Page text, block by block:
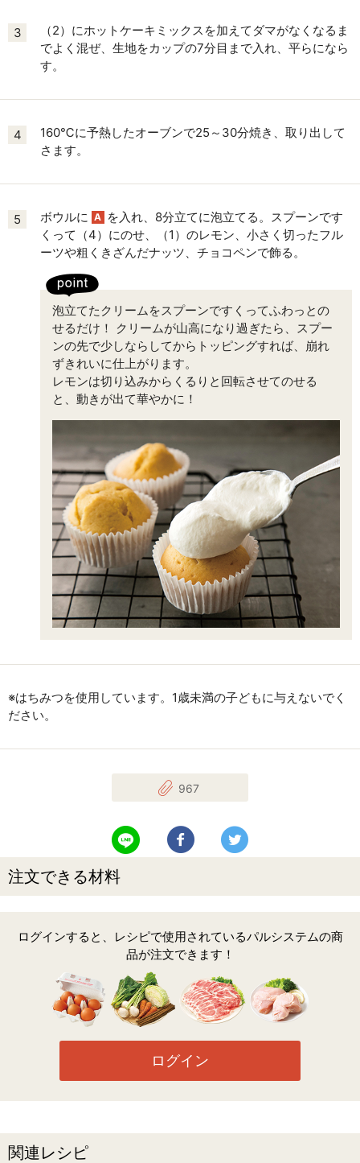
3
（2）にホットケーキミックスを加えてダマがなくなるま
でよく混ぜ、生地をカップの7分目まで入れ、平らになら
す。
4
160℃に予熱したオーブンで25～30分焼き、取り出して
さます。
5 ボウルに A を入れ、8分立てに泡立てる。スプーンです
くって（4）にのせ、（1）のレモン、小さく切ったフル
ーツや粗くきざんだナッツ、チョコペンで飾る。
泡立てたクリームをスプーンですくってふわっとの
せるだけ！ クリームが山高になり過ぎたら、スプー
ンの先で少しならしてからトッピングすれば、崩れ
ずきれいに仕上がります。
レモンは切り込みからくるりと回転させてのせる
と、動きが出て華やかに！
※はちみつを使用しています。1歳未満の子どもに与えないでく
ださい。
967
LINEで送る Facebookでシェアする
注文できる材料
ログインすると、レシピで使用されているパルシステムの商
品が注文できます！
ログイン
関連レシピ